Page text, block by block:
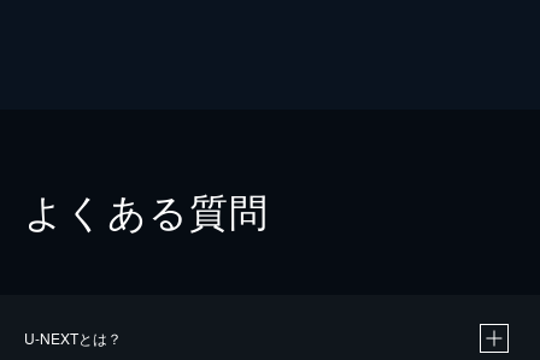
よくある質問
U-NEXTとは？